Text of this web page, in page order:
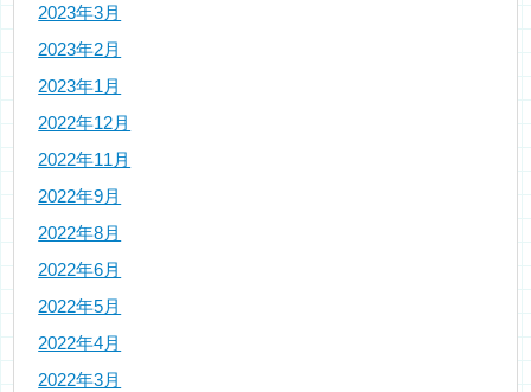
2023年3月
2023年2月
2023年1月
2022年12月
2022年11月
2022年9月
2022年8月
2022年6月
2022年5月
2022年4月
2022年3月